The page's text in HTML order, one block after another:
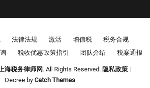
法律法规 激活 增值税
税务合规
税收优惠政策指引 团队介绍 税案通报
海税务律师网 . All Rights Reserved. 隐私政策 |
Decree by Catch Themes